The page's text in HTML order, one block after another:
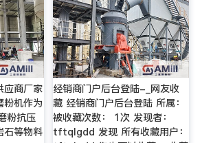
应商厂家
粉机作为
粉抗压
石等物料
经销商门户后台登陆-_网友收
藏 经销商门户后台登陆 所属：
被收藏次数： 1次 发现者：
tftqlgdd 发现 所有收藏用户：